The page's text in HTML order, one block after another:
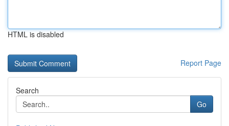
HTML is disabled
Report Page
Search
Go